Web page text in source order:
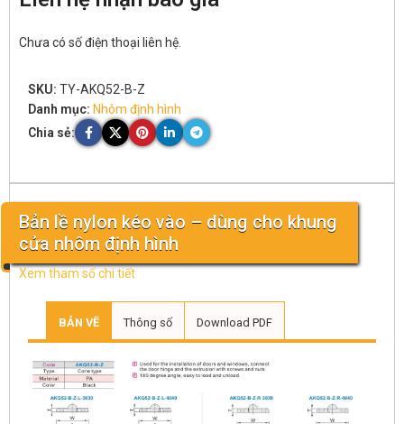
Bản lề nylon kéo vào – dùng cho khung
cửa nhôm định hình
Xem tham số chi tiết
BẢN VẼ Thông số Download PDF
Chưa có số điện thoại liên hệ.
SKU: TY-AKQ52-B-Z
Danh mục: Nhôm định hình
Chia sẻ: